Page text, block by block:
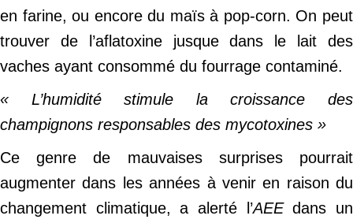
en farine, ou encore du maïs à pop-corn. On peut
trouver de l’aflatoxine jusque dans le lait des
vaches ayant consommé du fourrage contaminé.
« L’humidité stimule la croissance des
champignons responsables des mycotoxines »
Ce genre de mauvaises surprises pourrait
augmenter dans les années à venir en raison du
changement climatique, a alerté l’AEEdans un